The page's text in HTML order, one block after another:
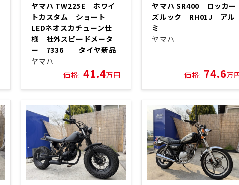
ヤマハ TW225E ホワイ
トカスタム ショート
LEDネオスカチューン仕
様 社外スピードメータ
ー 7336 タイヤ新品
ヤマハ
価格: 41.4万円
ヤマハ SR400 ロッカー
ズルック RH01J アル
ミ
ヤマハ
価格: 74.6万